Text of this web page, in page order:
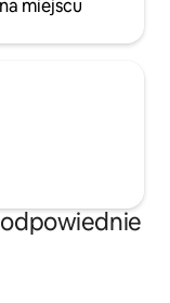
na miejscu